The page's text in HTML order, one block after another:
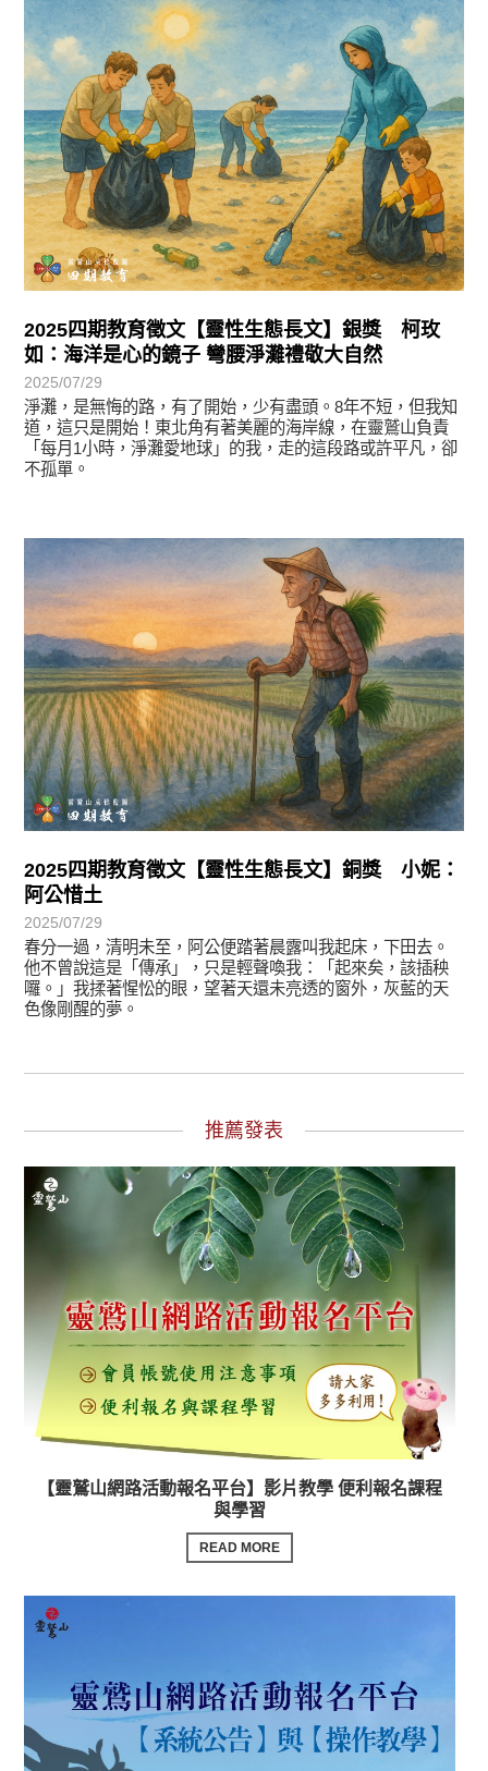
2025四期教育徵文【靈性生態長文】銀獎 柯玫
如：海洋是心的鏡子 彎腰淨灘禮敬大自然
2025/07/29
淨灘，是無悔的路，有了開始，少有盡頭。8年不短，但我知
道，這只是開始！東北角有著美麗的海岸線，在靈鷲山負責
「每月1小時，淨灘愛地球」的我，走的這段路或許平凡，卻
不孤單。
徵文賞析
2025四期教育徵文【靈性生態長文】銅獎 小妮：
阿公惜土
2025/07/29
春分一過，清明未至，阿公便踏著晨露叫我起床，下田去。
他不曾說這是「傳承」，只是輕聲喚我：「起來矣，該插秧
囉。」我揉著惺忪的眼，望著天還未亮透的窗外，灰藍的天
色像剛醒的夢。
徵文賞析
推薦發表
【靈鷲山網路活動報名平台】影片教學 便利報名課程
與學習
READ MORE